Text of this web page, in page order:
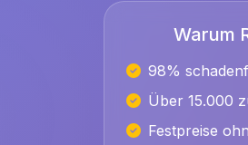
Warum
98%
Über 15.000
Festpreise